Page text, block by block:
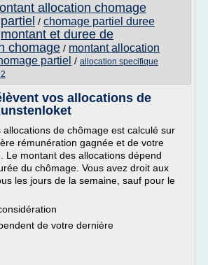
allocation chomage
/ chomage partiel duree
montant et duree de
chomage / montant allocation
partiel / allocation specifique
vos allocations de
de chômage est calculé sur
rémunération gagnée et de votre
Le montant des allocations dépend
du chômage. Vous avez droit aux
les jours de la semaine, sauf pour le
de votre dernière